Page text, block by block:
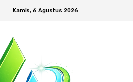
Kamis, 6 Agustus 2026